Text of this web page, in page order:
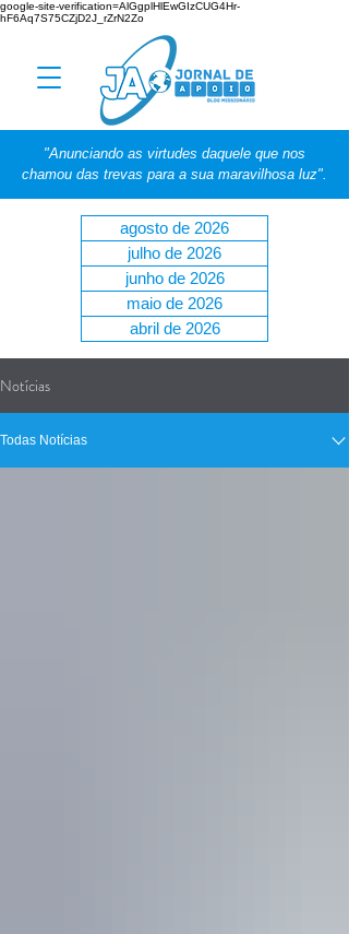
google-site-verification=AlGgplHlEwGIzCUG4Hr-
hF6Aq7S75CZjD2J_rZrN2Zo
"Anunciando as virtudes daquele que nos
chamou das trevas para a sua maravilhosa luz".
agosto de 2026
julho de 2026
junho de 2026
maio de 2026
abril de 2026
Notícias
Todas Notícias